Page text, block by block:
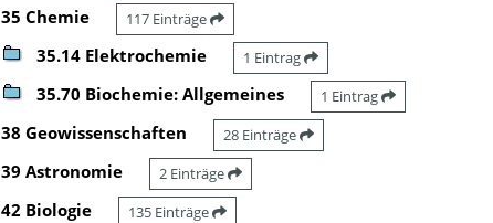
35 Chemie 117 Einträge
35.14 Elektrochemie 1 Eintrag
35.70 Biochemie: Allgemeines 1 Eintrag
38 Geowissenschaften 28 Einträge
39 Astronomie 2 Einträge
42 Biologie 135 Einträge